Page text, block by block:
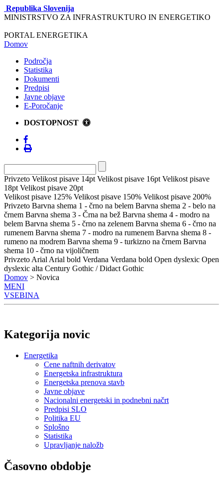
Republika Slovenija
MINISTRSTVO ZA INFRASTRUKTURO IN ENERGETIKO
PORTAL ENERGETIKA
Domov
Področja
Statistika
Dokumenti
Predpisi
Javne objave
E-Poročanje
DOSTOPNOST
Privzeto Velikost pisave 14pt Velikost pisave 16pt Velikost pisave
18pt Velikost pisave 20pt
Velikost pisave 125% Velikost pisave 150% Velikost pisave 200%
Privzeto Barvna shema 1 - črno na belem Barvna shema 2 - belo na
črnem Barvna shema 3 - Črna na bež Barvna shema 4 - modro na
belem Barvna shema 5 - črno na zelenem Barvna shema 6 - črno na
rumenem Barvna shema 7 - modro na rumenem Barvna shema 8 -
rumeno na modrem Barvna shema 9 - turkizno na črnem Barvna
shema 10 - črno na vijoličnem
Privzeto Arial Arial bold Verdana Verdana bold Open dyslexic Open
dyslexic alta Century Gothic / Didact Gothic
Domov > Novica
MENI
VSEBINA
Kategorija novic
Energetika
Cene naftnih derivatov
Energetska infrastruktura
Energetska prenova stavb
Javne objave
Nacionalni energetski in podnebni načrt
Predpisi SLO
Politika EU
Splošno
Statistika
Upravljanje naložb
Časovno obdobje